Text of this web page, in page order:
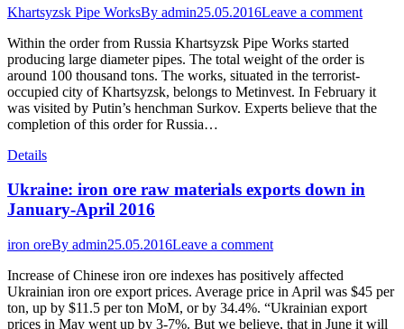
Khartsyzsk Pipe WorksBy admin25.05.2016Leave a comment
Within the order from Russia Khartsyzsk Pipe Works started
producing large diameter pipes. The total weight of the order is
around 100 thousand tons. The works, situated in the terrorist-
occupied city of Khartsyzsk, belongs to Metinvest. In February it
was visited by Putin’s henchman Surkov. Experts believe that the
completion of this order for Russia…
Details
Ukraine: iron ore raw materials exports down in
January-April 2016
iron oreBy admin25.05.2016Leave a comment
Increase of Chinese iron ore indexes has positively affected
Ukrainian iron ore export prices. Average price in April was $45 per
ton, up by $11.5 per ton MoM, or by 34.4%. “Ukrainian export
prices in May went up by 3-7%. But we believe, that in June it will